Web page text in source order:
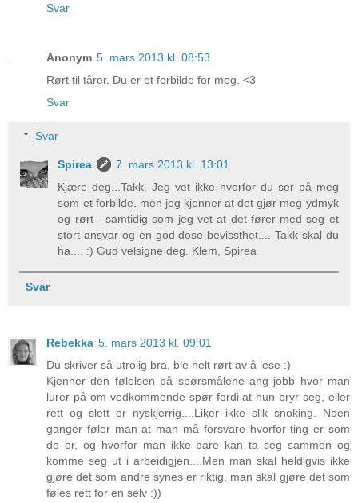
Svar
Anonym 5. mars 2013 kl. 08:53
Rørt til tårer. Du er et forbilde for meg. <3
Svar
Svar
Spirea
7. mars 2013 kl. 13:01
Kjære deg...Takk. Jeg vet ikke hvorfor du ser på meg
som et forbilde, men jeg kjenner at det gjør meg ydmyk
og rørt - samtidig som jeg vet at det fører med seg et
stort ansvar og en god dose bevissthet.... Takk skal du
ha.... :) Gud velsigne deg. Klem, Spirea
Svar
Rebekka 5. mars 2013 kl. 09:01
Du skriver så utrolig bra, ble helt rørt av å lese :)
Kjenner den følelsen på spørsmålene ang jobb hvor man
lurer på om vedkommende spør fordi at hun bryr seg, eller
rett og slett er nyskjerrig....Liker ikke slik snoking. Noen
ganger føler man at man må forsvare hvorfor ting er som
de er, og hvorfor man ikke bare kan ta seg sammen og
komme seg ut i arbeidigjen....Men man skal heldigvis ikke
gjøre det som andre synes er riktig, man skal gjøre det som
føles rett for en selv :))